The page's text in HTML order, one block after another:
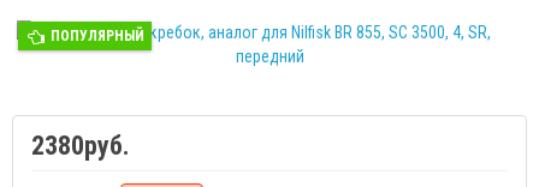
ПОПУЛЯРНЫЙ
2380руб.